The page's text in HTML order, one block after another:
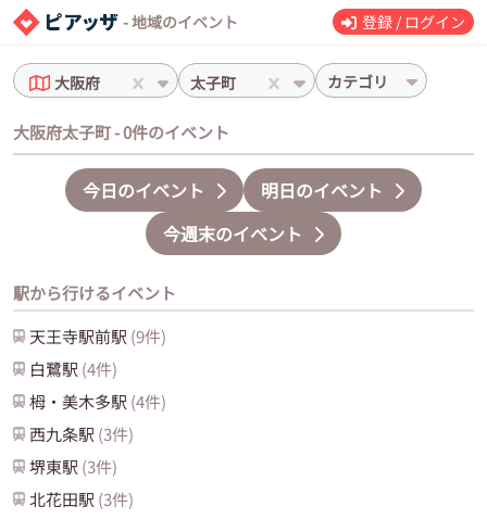
- 地域のイベント 登録 / ログイン
大阪府 太子町 カテゴリ
大阪府太子町 - 0件のイベント
今日のイベント
明日のイベント
今週末のイベント
駅から行けるイベント
天王寺駅前駅 (9件)
白鷺駅 (4件)
栂・美木多駅 (4件)
西九条駅 (3件)
堺東駅 (3件)
北花田駅 (3件)